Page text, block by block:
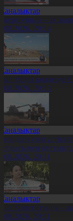
– ақ
20:14
тұзды көлдерде
20:13
20:11
Конституция –
20:11